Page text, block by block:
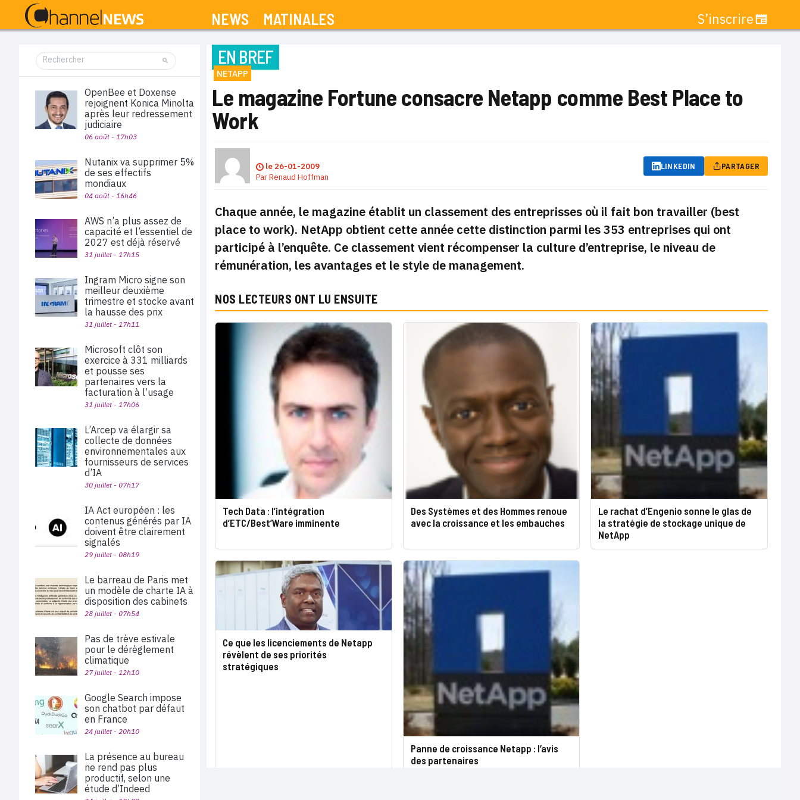
NEWS MATINALES S’inscrire
EN BREF
NETAPP
Le magazine Fortune consacre Netapp comme Best Place to
Work
le 26-01-2009
ParRenaud Hoffman
LINKEDIN PARTAGER
Chaque année, le magazine établit un classement des entreprisses où il fait bon travailler (best
place to work). NetApp obtient cette année cette distinction parmi les 353 entreprises qui ont
participé à l’enquête. Ce classement vient récompenser la culture d’entreprise, le niveau de
rémunération, les avantages et le style de management.
NOS LECTEURS ONT LU ENSUITE
Tech Data : l’intégration
d’ETC/Best’Ware imminente
Des Systèmes et des Hommes renoue
avec la croissance et les embauches
Le rachat d’Engenio sonne le glas de
la stratégie de stockage unique de
NetApp
Ce que les licenciements de Netapp
révèlent de ses priorités
stratégiques
Panne de croissance Netapp : l’avis
des partenaires
OpenBee et Doxense
rejoignent Konica Minolta
après leur redressement
judiciaire
06 août - 17h03
Nutanix va supprimer 5%
de ses effectifs
mondiaux
04 août - 16h46
AWS n’a plus assez de
capacité et l’essentiel de
2027 est déjà réservé
31 juillet - 17h15
Ingram Micro signe son
meilleur deuxième
trimestre et stocke avant
la hausse des prix
31 juillet - 17h11
Microsoft clôt son
exercice à 331 milliards
et pousse ses
partenaires vers la
facturation à l’usage
31 juillet - 17h06
L’Arcep va élargir sa
collecte de données
environnementales aux
fournisseurs de services
d’IA
30 juillet - 07h17
IA Act européen : les
contenus générés par IA
doivent être clairement
signalés
29 juillet - 08h19
Le barreau de Paris met
un modèle de charte IA à
disposition des cabinets
28 juillet - 07h54
Pas de trève estivale
pour le dérèglement
climatique
27 juillet - 12h10
Google Search impose
son chatbot par défaut
en France
24 juillet - 20h10
La présence au bureau
ne rend pas plus
productif, selon une
étude d’Indeed